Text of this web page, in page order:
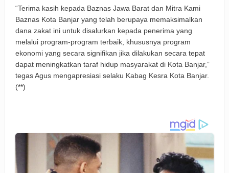
“Terima kasih kepada Baznas Jawa Barat dan Mitra Kami
Baznas Kota Banjar yang telah berupaya memaksimalkan
dana zakat ini untuk disalurkan kepada penerima yang
melalui program-program terbaik, khususnya program
ekonomi yang secara signifikan jika dilakukan secara tepat
dapat meningkatkan taraf hidup masyarakat di Kota Banjar,”
tegas Agus mengapresiasi selaku Kabag Kesra Kota Banjar.
(**)